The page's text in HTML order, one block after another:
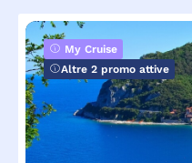
My Cruise
Altre 2 promo attive